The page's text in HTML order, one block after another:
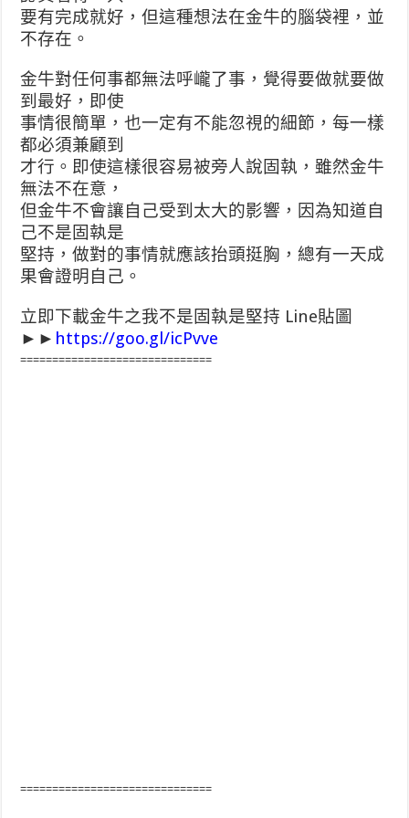
要有完成就好，但這種想法在金牛的腦袋裡，並
不存在。
金牛對任何事都無法呼巄了事，覺得要做就要做
到最好，即使
事情很簡單，也一定有不能忽視的細節，每一樣
都必須兼顧到
才行。即使這樣很容易被旁人說固執，雖然金牛
無法不在意，
但金牛不會讓自己受到太大的影響，因為知道自
己不是固執是
堅持，做對的事情就應該抬頭挺胸，總有一天成
果會證明自己。
立即下載金牛之我不是固執是堅持 Line貼圖
►► https://goo.gl/icPvve
==============================
==============================